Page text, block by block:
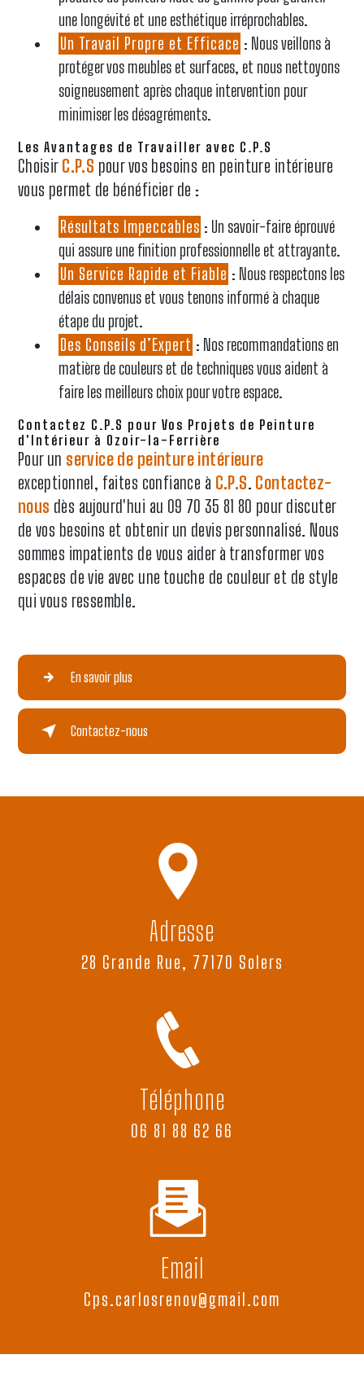
une longévité et une esthétique irréprochables.
Un Travail Propre et Efficace : Nous veillons à
protéger vos meubles et surfaces, et nous nettoyons
soigneusement après chaque intervention pour
minimiser les désagréments.
Les Avantages de Travailler avec C.P.S
Choisir C.P.S pour vos besoins en peinture intérieure
vous permet de bénéficier de :
Résultats Impeccables : Un savoir-faire éprouvé
qui assure une finition professionnelle et attrayante.
Un Service Rapide et Fiable : Nous respectons les
délais convenus et vous tenons informé à chaque
étape du projet.
Des Conseils d’Expert : Nos recommandations en
matière de couleurs et de techniques vous aident à
faire les meilleurs choix pour votre espace.
Contactez C.P.S pour Vos Projets de Peinture
d'Intérieur à Ozoir-la-Ferrière
Pour un service de peinture intérieure
exceptionnel, faites confiance à C.P.S. Contactez-
nous dès aujourd'hui au 09 70 35 81 80 pour discuter
de vos besoins et obtenir un devis personnalisé. Nous
sommes impatients de vous aider à transformer vos
espaces de vie avec une touche de couleur et de style
qui vous ressemble.
En savoir plus
Contactez-nous
Adresse
28 Grande Rue, 77170 Solers
Téléphone
06 81 88 62 66
Email
cps.carlosrenov@gmail.com